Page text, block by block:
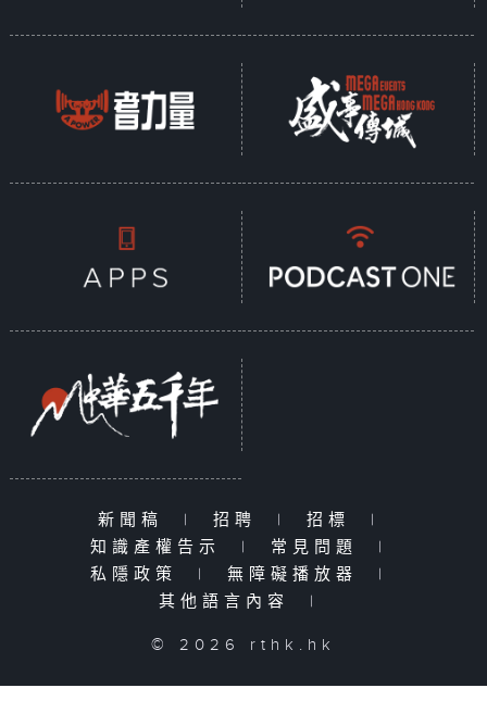
新聞稿 | 招聘 | 招標
|
知識產權告示
| 常見問題
|
私隱政策
| 無障礙播放器
|
其他語言內容
|
© 2026 rthk.hk